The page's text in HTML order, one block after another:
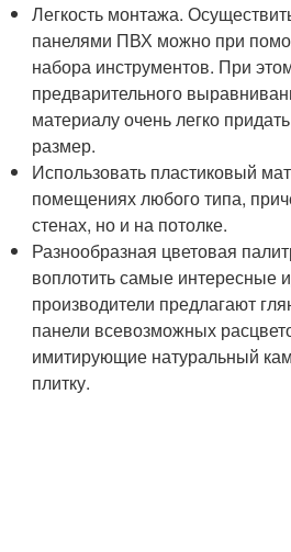
Легкость монтажа.
панелями ПВХ можно при
набора инструментов. При
предварительного
материалу очень легко
размер.
Использовать пластиковый
помещениях любого типа,
стенах, но и на потолке.
Разнообразная цветовая
воплотить самые интересные
производители предлагают
панели всевозможных
имитирующие натуральный
плитку.